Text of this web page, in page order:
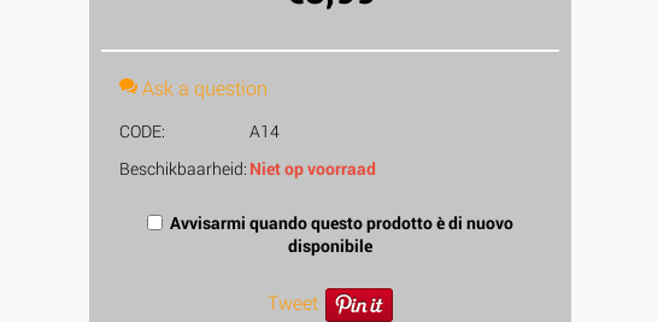
Ask a question
CODE:
A14
Beschikbaarheid: Niet op voorraad
Avvisarmi quando questo prodotto è di nuovo
disponibile
Tweet